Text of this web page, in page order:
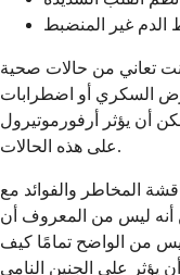
الدم غير المنضبط
تعاني من حالات صحية
السكري أو اضطرابات
أن يؤثر أرفورموتيرول
على هذه الحالات.
المخاطر والفوائد مع
أنه ليس من المعروف أن
من الواضح تمامًا كيف